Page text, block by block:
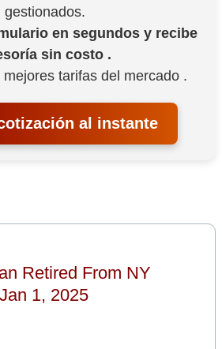
gestionados.
en segundos y recibe
sin costo .
mejores tarifas del mercado .
al instante
Retired From NY
1, 2025